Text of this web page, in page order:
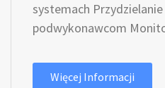
systemach
podwykonawcom
Więcej Informacji